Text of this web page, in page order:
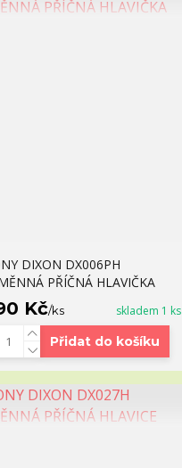
DIXON DX006PH
PŘÍČNÁ HLAVIČKA
Kč/ks skladem 1 ks
Přidat do košíku